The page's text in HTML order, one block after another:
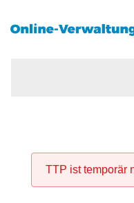
TTP ist temporär